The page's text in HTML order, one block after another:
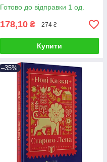
Готово до відправки 1 од.
178,10 ₴ 274 ₴
Купити
–35%